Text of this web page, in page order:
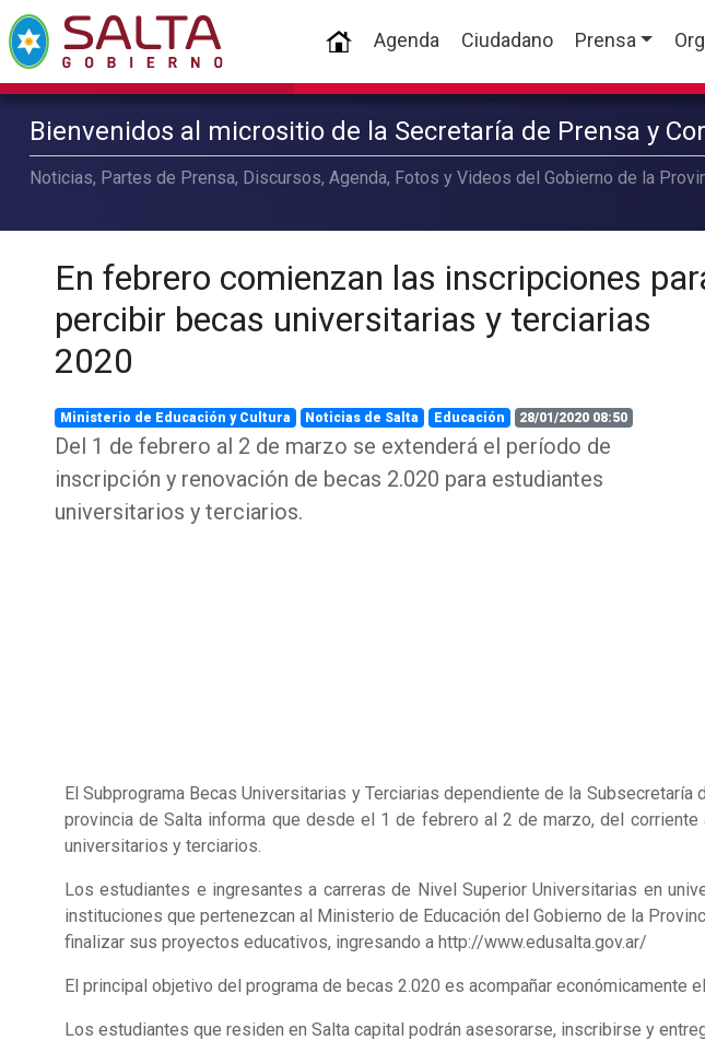
(current)
Agenda Ciudadano Prensa
Bienvenidos al micrositio de la Secretaría de Prensa y
Noticias, Partes de Prensa, Discursos, Agenda, Fotos y Videos del Gobierno de la
En febrero comienzan las inscripciones
percibir becas universitarias y terciarias
2020
Ministerio de Educación y Cultura Noticias de Salta Educación 28/01/2020 08:50
Del 1 de febrero al 2 de marzo se extenderá el período de
inscripción y renovación de becas 2.020 para estudiantes
universitarios y terciarios.
El Subprograma Becas Universitarias y Terciarias dependiente de la
provincia de Salta informa que desde el 1 de febrero al 2 de marzo, del
universitarios y terciarios.
Los estudiantes e ingresantes a carreras de Nivel Superior Universitarias en
instituciones que pertenezcan al Ministerio de Educación del Gobierno de la
finalizar sus proyectos educativos, ingresando a http://www.edusalta.gov.ar/
El principal objetivo del programa de becas 2.020 es acompañar
Los estudiantes que residen en Salta capital podrán asesorarse, inscribirse y